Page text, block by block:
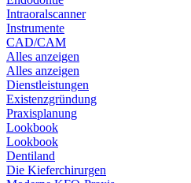
Intraoralscanner
Instrumente
CAD/CAM
Alles anzeigen
Alles anzeigen
Dienstleistungen
Existenzgründung
Praxisplanung
Lookbook
Lookbook
Dentiland
Die Kieferchirurgen